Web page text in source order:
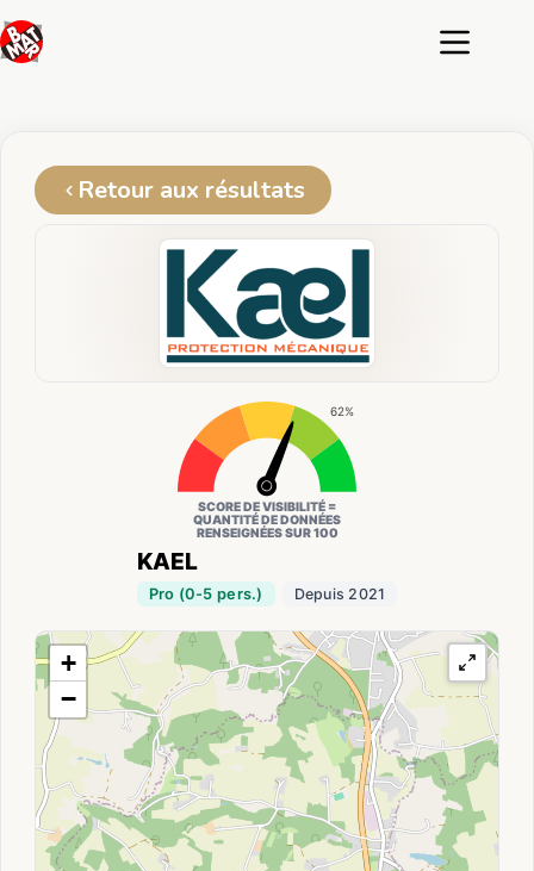
au
contenu
Retour aux résultats
KAEL
Pro (0-5 pers.) Depuis 2021
62%
SCORE DE VISIBILITÉ =
QUANTITÉ DE DONNÉES
RENSEIGNÉES SUR 100
+
−